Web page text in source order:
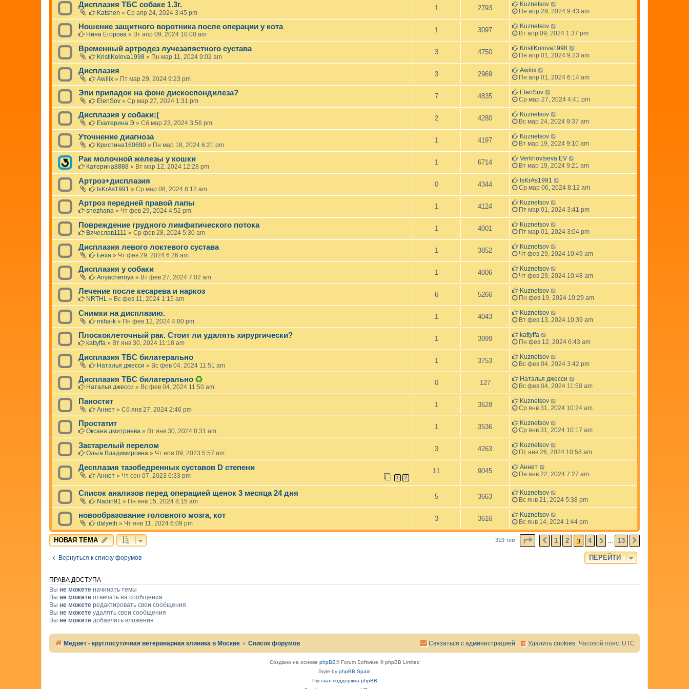
Дисплазия ТБС собаке 1.3г.
Katshen » Ср апр 24, 2024 3:45 pm
1 2793
Kuznetsov
Пн апр 29, 2024 9:43 am
Ношение защитного воротника после операции у кота
Нина Егорова » Вт апр 09, 2024 10:00 am
1 3097
Kuznetsov
Вт апр 09, 2024 1:37 pm
Временный артродез лучезапястного сустава
KristiKolova1998 » Пн мар 11, 2024 9:02 am
3 4750
KristiKolova1998
Пн апр 01, 2024 9:23 am
Дисплазия
Awilix » Пт мар 29, 2024 9:23 pm
3 2969
Awilix
Пн апр 01, 2024 6:14 am
Эпи припадок на фоне дискоспондилеза?
ElenSov » Ср мар 27, 2024 1:31 pm
7 4835
ElenSov
Ср мар 27, 2024 4:41 pm
Дисплазия у собаки:(
Екатерина Э » Сб мар 23, 2024 3:56 pm
2 4280
Kuznetsov
Вс мар 24, 2024 9:37 am
Уточнение диагноза
Кристина160690 » Пн мар 18, 2024 6:21 pm
1 4197
Kuznetsov
Вт мар 19, 2024 9:10 am
Рак молочной железы у кошки
Катерина8888 » Вт мар 12, 2024 12:28 pm
1 6714
Verkhovtseva EV
Вт мар 19, 2024 9:21 am
Артроз+дисплазия
IsKrAs1991 » Ср мар 06, 2024 8:12 am
0 4344
IsKrAs1991
Ср мар 06, 2024 8:12 am
Артроз передней правой лапы
snezhana » Чт фев 29, 2024 4:52 pm
1 4124
Kuznetsov
Пт мар 01, 2024 3:41 pm
Повреждение грудного лимфатического потока
Вячеслав1111 » Ср фев 28, 2024 5:30 am
1 4001
Kuznetsov
Пт мар 01, 2024 3:04 pm
Дисплазия левого локтевого сустава
Беха » Чт фев 29, 2024 6:26 am
1 3852
Kuznetsov
Чт фев 29, 2024 10:49 am
Дисплазия у собаки
Anyachernya » Вт фев 27, 2024 7:02 am
1 4006
Kuznetsov
Чт фев 29, 2024 10:48 am
Лечение после кесарева и наркоз
NRTHL » Вс фев 11, 2024 1:15 am
6 5266
Kuznetsov
Пн фев 19, 2024 10:29 am
Снимки на дисплазию.
miha-k » Пн фев 12, 2024 4:00 pm
1 4043
Kuznetsov
Вт фев 13, 2024 10:39 am
Плоскоклеточный рак. Стоит ли удалять хирургически?
kattyffa » Вт янв 30, 2024 11:18 am
1 3999
kattyffa
Пн фев 12, 2024 6:43 am
Дисплазия ТБС билатерально
Наталья джесси » Вс фев 04, 2024 11:51 am
1 3753
Kuznetsov
Вс фев 04, 2024 3:42 pm
Дисплазия ТБС билатерально
а
н
я
е
м
б
ы
л
а
д
а
е
н
.
Наталья джесси » Вс фев 04, 2024 11:50 am
0 127
Наталья джесси
Вс фев 04, 2024 11:50 am
Паностит
Аннет » Сб янв 27, 2024 2:46 pm
1 3628
Kuznetsov
Ср янв 31, 2024 10:24 am
Простатит
Оксана дмитриева » Вт янв 30, 2024 8:31 am
1 3536
Kuznetsov
Ср янв 31, 2024 10:17 am
Застарелый перелом
Ольга Владимировна » Чт ноя 09, 2023 5:57 am
3 4263
Kuznetsov
Пт янв 26, 2024 10:58 am
Десплазия тазобедренных суставов D степени
Аннет » Чт сен 07, 2023 6:33 pm 1 2
11 9045
Аннет
Пн янв 22, 2024 7:27 am
Список анализов перед операцией щенок 3 месяца 24 дня
Nadin91 » Пн янв 15, 2024 8:15 am
5 3663
Kuznetsov
Вс янв 21, 2024 5:38 pm
новообразование головного мозга, кот
dalyeth » Чт янв 11, 2024 6:09 pm
3 3616
Kuznetsov
Вс янв 14, 2024 1:44 pm
НОВАЯ ТЕМА 319 тем СТРАНИЦА ИЗ 13
ПРЕД.
1 2 3 4 5 13
Вернуться к списку форумов ПЕРЕЙТИ
ПРАВА ДОСТУПА
Вы не можете начинать темы
Вы не можете отвечать на сообщения
Вы не можете редактировать свои сообщения
Вы не можете удалять свои сообщения
Вы не можете добавлять вложения
Медвет - круглосуточная ветеринарная клиника в Москве Список форумов Часовой пояс: UTC
Удалить cookies
Связаться с администрацией
Создано на основе phpBB® Forum Software © phpBB Limited
Style by phpBB Spain
Русская поддержка phpBB